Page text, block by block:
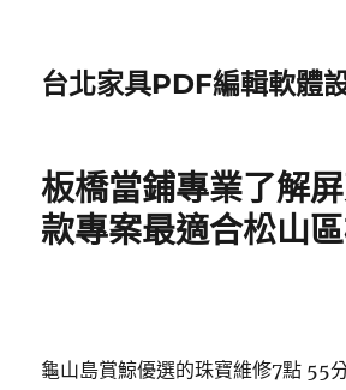
台北家具PDF編輯軟體
板橋當鋪專業了解
款專案最適合松山
龜山島賞鯨優選的珠寶維修7點 55